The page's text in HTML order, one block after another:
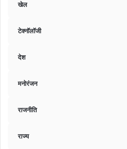
खेल
टेक्नॉलॉजी
देश
मनोरंजन
राजनीति
राज्य